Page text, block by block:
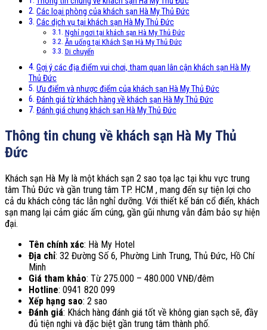
Các loại phòng của khách sạn Hà My Thủ Đức
Các dịch vụ tại khách sạn Hà My Thủ Đức
Nghỉ ngơi tại khách sạn Hà My Thủ Đức
Ăn uống tại Khách Sạn Hà My Thủ Đức
Di chuyển
Gợi ý các địa điểm vui chơi, tham quan lân cận khách sạn Hà My
Thủ Đức
Ưu điểm và nhược điểm của khách sạn Hà My Thủ Đức
Đánh giá từ khách hàng về khách sạn Hà My Thủ Đức
Đánh giá chung khách sạn Hà My Thủ Đức
Thông tin chung về khách sạn Hà My Thủ
Đức
Khách sạn Hà My là một khách sạn 2 sao tọa lạc tại khu vực trung
tâm Thủ Đức và gần trung tâm TP. HCM , mang đến sự tiện lợi cho
cả du khách công tác lẫn nghỉ dưỡng. Với thiết kế bán cổ điển, khách
sạn mang lại cảm giác ấm cúng, gần gũi nhưng vẫn đảm bảo sự hiện
đại.
Tên chính xác: Hà My Hotel
Địa chỉ: 32 Đường Số 6, Phường Linh Trung, Thủ Đức, Hồ Chí
Minh
Giá tham khảo: Từ 275.000 – 480.000 VNĐ/đêm
Hotline: 0941 820 099
Xếp hạng sao: 2 sao
Đánh giá: Khách hàng đánh giá tốt về không gian sạch sẽ, đầy
đủ tiện nghi và đặc biệt gần trung tâm thành phố.